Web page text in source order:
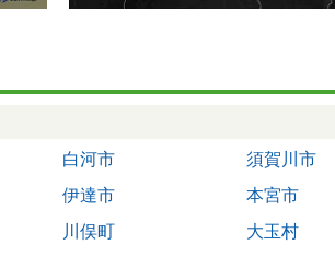
白河市
須賀川市
伊達市
本宮市
川俣町
大玉村